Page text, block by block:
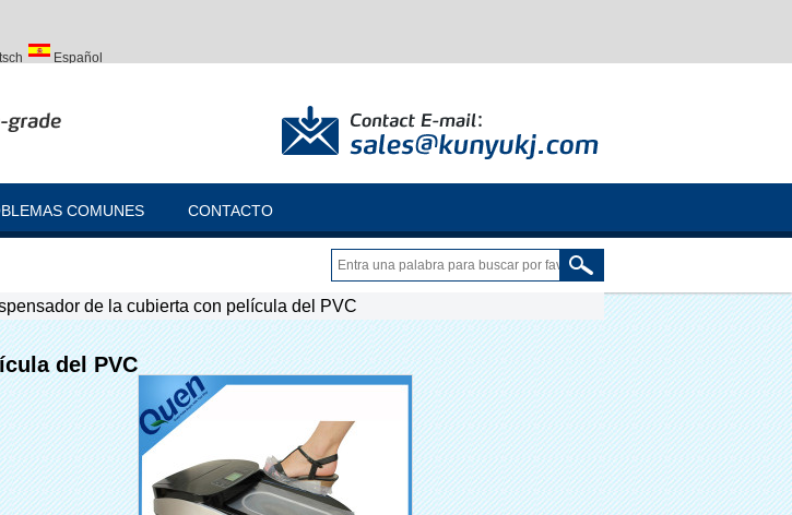
Español
COMUNES CONTACTO
de la cubierta con película del PVC
del PVC